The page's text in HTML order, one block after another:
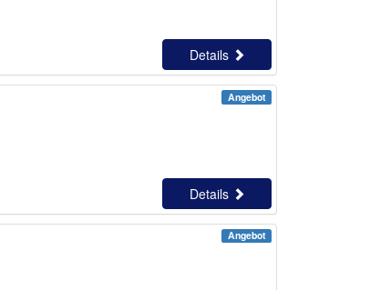
Details
Angebot
Details
Angebot